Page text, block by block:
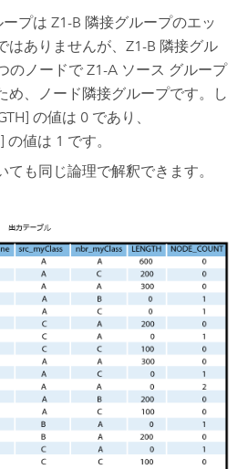
プは Z1-B 隣接グループのエッ
はありませんが、Z1-B 隣接グル
のノードで Z1-A ソース グループ
め、ノード隣接グループです。し
の値は 0 であり、
値は 1 です。
ても同じ論理で解釈できます。